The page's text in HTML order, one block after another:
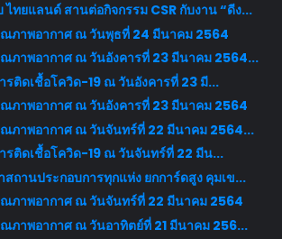
ไทยแลนด์ สานต่อกิจกรรม CSR กับงาน “ดีง...
ภาพอากาศ ณ วันพุธที่ 24 มีนาคม 2564
ภาพอากาศ ณ วันอังคารที่ 23 มีนาคม 2564...
ติดเชื้อโควิด-19 ณ วันอังคารที่ 23 มี...
ภาพอากาศ ณ วันอังคารที่ 23 มีนาคม 2564
ภาพอากาศ ณ วันจันทร์ที่ 22 มีนาคม 2564...
รติดเชื้อโควิด-19 ณ วันจันทร์ที่ 22 มีน...
สถานประกอบการทุกแห่ง ยกการ์ดสูง คุมเข...
ภาพอากาศ ณ วันจันทร์ที่ 22 มีนาคม 2564
ภาพอากาศ ณ วันอาทิตย์ที่ 21 มีนาคม 256...